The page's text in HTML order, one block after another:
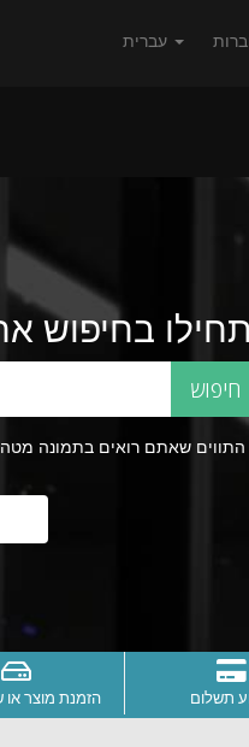
התווים שאתם רואים בתמונה
הזמנת מוצר או תשלום